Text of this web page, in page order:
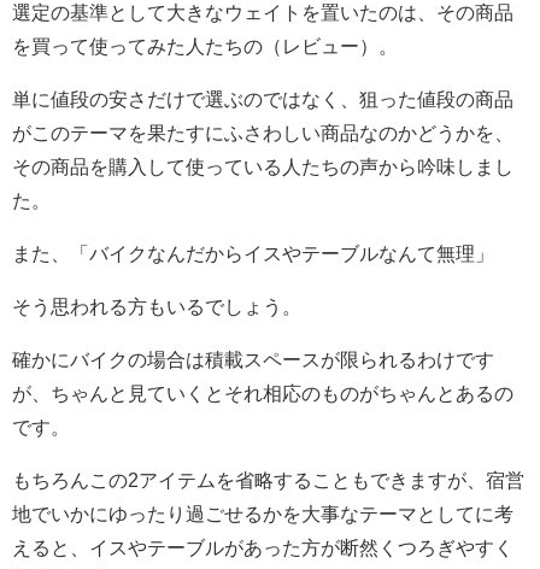
選定の基準として大きなウェイトを置いたのは、その商品
を買って使ってみた人たちの（レビュー）。
単に値段の安さだけで選ぶのではなく、狙った値段の商品
がこのテーマを果たすにふさわしい商品なのかどうかを、
その商品を購入して使っている人たちの声から吟味しまし
た。
また、「バイクなんだからイスやテーブルなんて無理」
そう思われる方もいるでしょう。
確かにバイクの場合は積載スペースが限られるわけです
が、ちゃんと見ていくとそれ相応のものがちゃんとあるの
です。
もちろんこの2アイテムを省略することもできますが、宿営
地でいかにゆったり過ごせるかを大事なテーマとしてに考
えると、イスやテーブルがあった方が断然くつろぎやすく